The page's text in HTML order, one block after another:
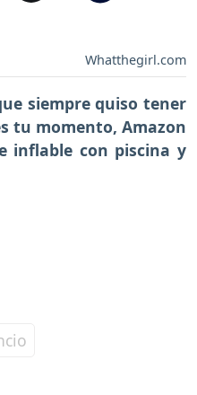
Whatthegirl.com
siempre quiso tener
tu momento, Amazon
inflable con piscina y